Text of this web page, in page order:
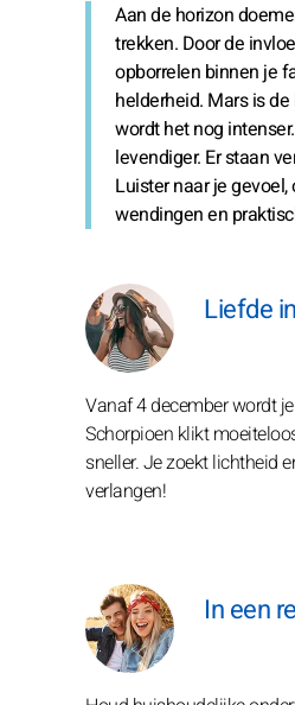
Aan de horizon
trekken. Door de
opborrelen binnen je
helderheid. Mars is
wordt het nog
levendiger. Er staan
Luister naar je
wendingen en
Liefde
Vanaf 4 december wordt
Schorpioen klikt
sneller. Je zoekt lichtheid
verlangen!
In een